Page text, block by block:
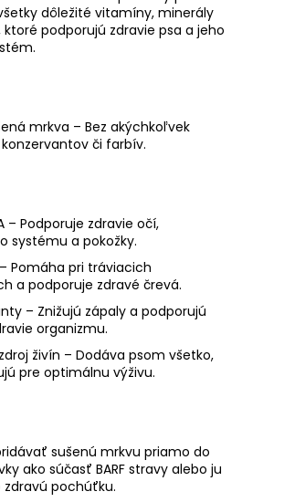
dôležité vitamíny, minerály
ktoré podporujú zdravie psa a jeho
mrkva – Bez akýchkoľvek
či farbív.
– Podporuje zdravie očí,
systému a pokožky.
– Pomáha pri tráviacich
a podporuje zdravé črevá.
– Znižujú zápaly a podporujú
organizmu.
živín – Dodáva psom všetko,
pre optimálnu výživu.
sušenú mrkvu priamo do
ako súčasť BARF stravy alebo ju
pochúťku.